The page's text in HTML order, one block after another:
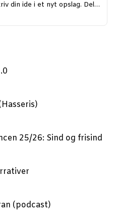
din ide i et nyt opslag. Del…
25/26: Sind og frisind
(podcast)